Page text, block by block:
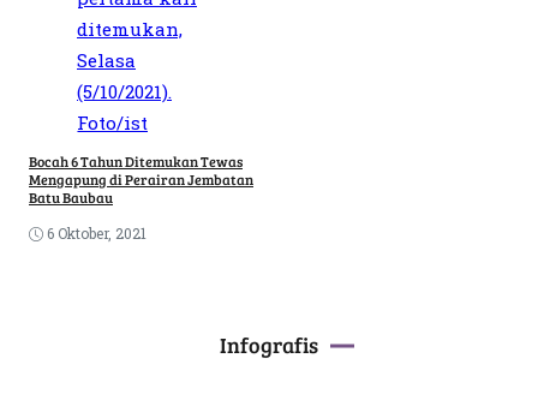
Bocah 6 Tahun Ditemukan Tewas
Mengapung di Perairan Jembatan
Batu Baubau
6 Oktober, 2021
Infografis